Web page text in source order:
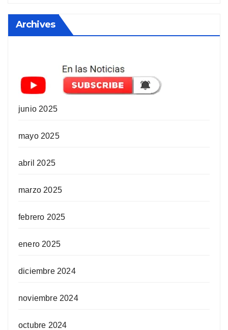
Archives
junio 2025
mayo 2025
abril 2025
marzo 2025
febrero 2025
enero 2025
diciembre 2024
noviembre 2024
octubre 2024